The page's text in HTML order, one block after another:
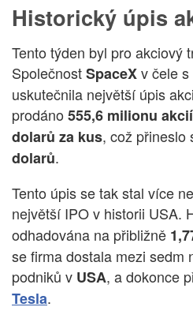
Historický úpis
Tento týden byl pro akciový
SpolečnostSpaceXv čele s
uskutečnila největší úpis
prodáno 555,6 milionu akcií
dolarů za kus, což přineslo
dolarů.
Tento úpis se tak stal více
největší IPO v historii USA.
odhadována na přibližně
se firma dostala mezi sedm
podniků v USA, a dokonce
Tesla.